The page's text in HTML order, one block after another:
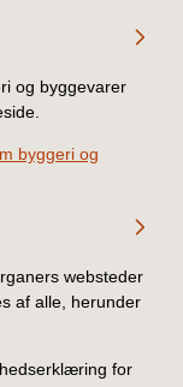
og byggevarer
byggeri og
websteder
af alle, herunder
for